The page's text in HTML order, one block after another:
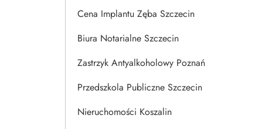
Cena Implantu Zęba Szczecin
Biura Notarialne Szczecin
Zastrzyk Antyalkoholowy Poznań
Przedszkola Publiczne Szczecin
Nieruchomości Koszalin